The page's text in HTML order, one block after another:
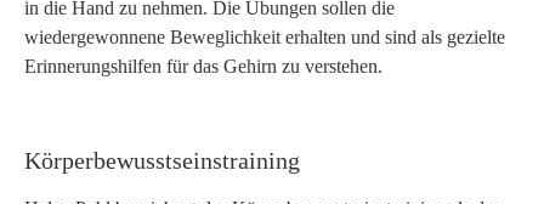
in die Hand zu nehmen. Die Übungen sollen die
wiedergewonnene Beweglichkeit erhalten und sind als gezielte
Erinnerungshilfen für das Gehirn zu verstehen.
Körperbewusstseinstraining